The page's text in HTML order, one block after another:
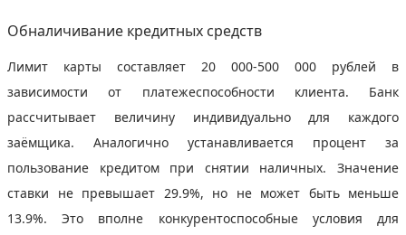
Обналичивание кредитных средств
Лимит карты составляет 20 000-500 000 рублей в
зависимости от платежеспособности клиента. Банк
рассчитывает величину индивидуально для каждого
заёмщика. Аналогично устанавливается процент за
пользование кредитом при снятии наличных. Значение
ставки не превышает 29.9%, но не может быть меньше
13.9%. Это вполне конкурентоспособные условия для